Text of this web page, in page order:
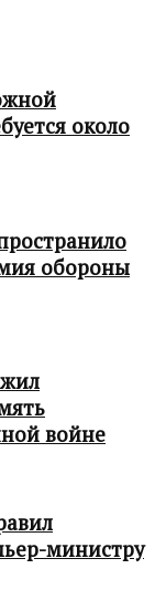
около
обороны
войне
министру